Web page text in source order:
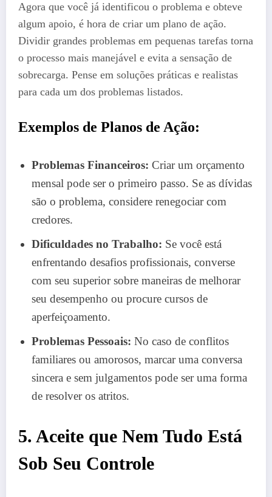
Agora que você já identificou o problema e obteve
algum apoio, é hora de criar um plano de ação.
Dividir grandes problemas em pequenas tarefas torna
o processo mais manejável e evita a sensação de
sobrecarga. Pense em soluções práticas e realistas
para cada um dos problemas listados.
Exemplos de Planos de Ação:
Problemas Financeiros: Criar um orçamento
mensal pode ser o primeiro passo. Se as dívidas
são o problema, considere renegociar com
credores.
Dificuldades no Trabalho: Se você está
enfrentando desafios profissionais, converse
com seu superior sobre maneiras de melhorar
seu desempenho ou procure cursos de
aperfeiçoamento.
Problemas Pessoais: No caso de conflitos
familiares ou amorosos, marcar uma conversa
sincera e sem julgamentos pode ser uma forma
de resolver os atritos.
5. Aceite que Nem Tudo Está
Sob Seu Controle